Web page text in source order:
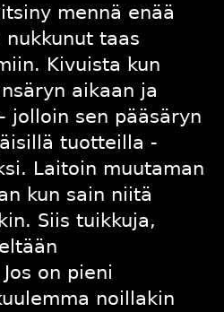
mennä enää
taas
Kivuista kun
aikaan ja
jolloin sen pääsäryn
tuotteilla -
Laitoin muutaman
kun sain niitä
Siis tuikkuja,
on pieni
noillakin